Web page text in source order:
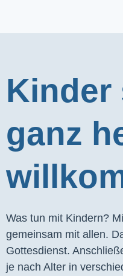
Kinder
ganz
Was tun mit Kindern?
gemeinsam mit allen.
Gottesdienst.
je nach Alter in